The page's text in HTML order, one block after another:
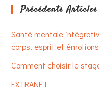
Précédents Articles
Santé mentale
corps, esprit et émotions
Comment choisir le
EXTRANET